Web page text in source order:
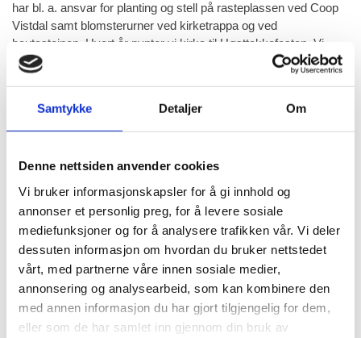
Samtykke Detaljer Om
Denne nettsiden anvender cookies
Vi bruker informasjonskapsler for å gi innhold og
annonser et personlig preg, for å levere sosiale
mediefunksjoner og for å analysere trafikken vår. Vi deler
dessuten informasjon om hvordan du bruker nettstedet
vårt, med partnerne våre innen sosiale medier,
annonsering og analysearbeid, som kan kombinere den
med annen informasjon du har gjort tilgjengelig for dem,
eller som de har samlet inn gjennom din bruk av
har bl. a. ansvar for planting og stell på rasteplassen ved Coop
Vistdal samt blomsterurner ved kirketrappa og ved
bautasteinen. Hvert år pynter vi kirka til Høsttakkefesten. Vi
stiller opp på ulike dugnader i bygda og bidrar med små og
Styret i 2022:
Leder: Nanna Bugge
Sekretær: Anne-Marie Nerland
Kasserer: Sigrid Hanseth
Studieleder: Rita Lange
Styremedlem: Sidsel Rindli
Kom og bli med! Vi trenger deg!
Klikk på bildene for større versjon.